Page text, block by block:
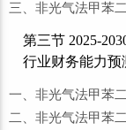
三、非光气法甲苯
第三节 2025-
行业财务能力预
一、非光气法甲苯
二、非光气法甲苯